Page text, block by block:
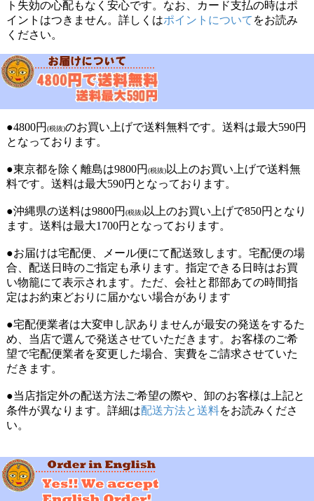
ト失効の心配もなく安心です。なお、カード支払の時はポ
イントはつきません。詳しくはポイントについて をお読み
ください。
●4800円 (税抜)のお買い上げで送料無料です。送料は最大590円
となっております。
●東京都を除く離島は9800円 (税抜)以上のお買い上げで送料無
料です。送料は最大590円となっております。
●沖縄県の送料は9800円 (税抜)以上のお買い上げで850円となり
ます。送料は最大1700円となっております。
●お届けは宅配便、メール便にて配送致します。宅配便の場
合、配送日時のご指定も承ります。指定できる日時はお買
い物籠にて表示されます。ただ、会社と郡部あての時間指
定はお約束どおりに届かない場合があります
●宅配便業者は大変申し訳ありませんが最安の発送をするた
め、当店で選んで発送させていただきます。お客様のご希
望で宅配便業者を変更した場合、実費をご請求させていた
だきます。
●当店指定外の配送方法ご希望の際や、卸のお客様は上記と
条件が異なります。詳細は配送方法と送料をお読みくださ
い。